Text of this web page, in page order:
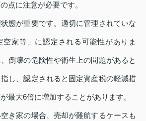
点に注意が必要です。
態が重要です。適切に管理されていな
空家等」に認定される可能性がありま
倒壊の危険性や衛生上の問題があると
し、認定されると固定資産税の軽減措
最大6倍に増加することがあります。
き家の場合、売却が難航するケースも